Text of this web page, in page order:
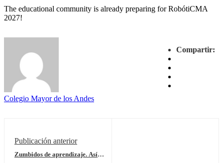
The educational community is already preparing for RobótiCMA
2027!
Compartir:
Colegio Mayor de los Andes
Publicación anterior
Zumbidos de aprendizaje. Así